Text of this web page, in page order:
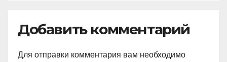
Добавить комментарий
Для отправки комментария вам необходимо